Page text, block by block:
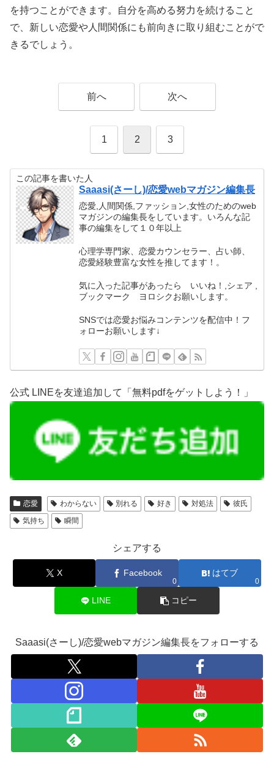
を持つことができます。自分を高める努力を続けること
で、新しい恋愛や人間関係にも前向きに取り組むことがで
きるでしょう。
前へ 次へ
1 2 3
この記事を書いた人
Saaasi(さーし)/恋愛webマガジン編集長
恋愛,人間関係,ファッション,女性のためのweb
マガジンの編集長をしています。いろんな記
事の編集をして１０年以上
心理学専門家、恋愛カウンセラー、占い師、
恋愛経験豊富な女性を推してます！。
気に入った記事があったら いいね！,シェア ,
ブックマーク ヨロシクお願いします。
SNSでは恋愛お悩みコンテンツを配信中！フ
ォローお願いします↓
公式 LINEを友達追加して「無料pdfをゲットしよう！」
恋愛 わからない 別れる 好き 対処法
彼氏
気持ち
瞬間
シェアする
X Facebook
0
はてブ
0
LINE コピー
Saaasi(さーし)/恋愛webマガジン編集長をフォローする